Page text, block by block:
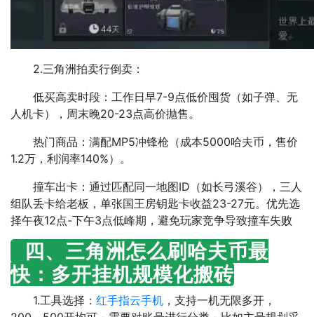
2.三角洲拍卖行倒卖​​：
​​低买高卖时段​​：工作日早7-9点低价囤货（如子弹、无
人机卡），周末晚20-23点高价抛售。
​​热门商品​​：满配MP5冲锋枪（成本5000哈夫币，售价
1.2万，利润率140%）。
​​ 撞车出卡​​：通过匹配同一地图ID（如长弓溪谷），三人
组队丢卡给老板，单张国王房钥匙卡收益23-27元。优先选
择午夜12点-下午3点低峰期，避免玩家竞争导致撞车失败
四、三角洲怎么刷哈夫币最
快：多开挂机规模化搬砖
​​1.工具选择​​： 红手指云手机 ，支持一机无限多开，